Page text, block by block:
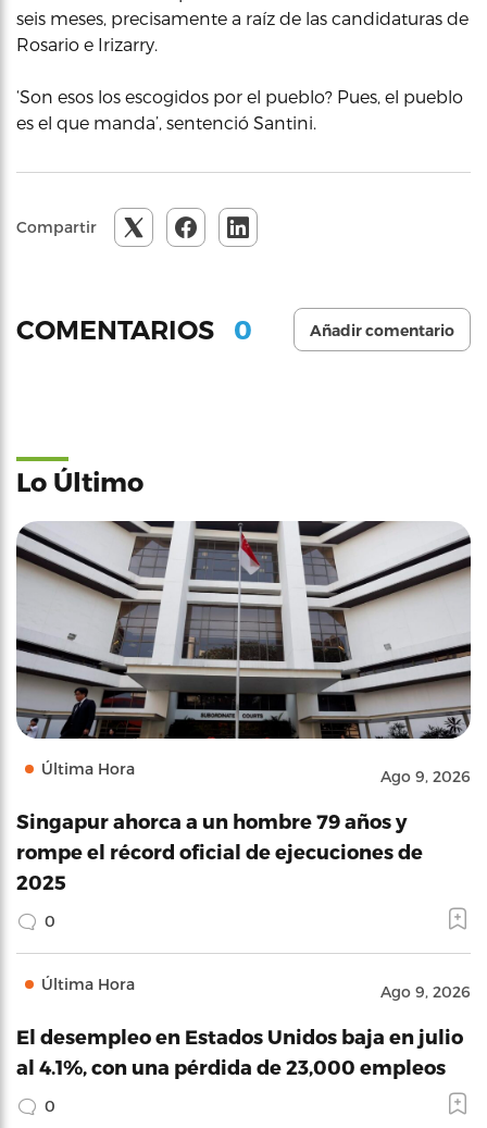
seis meses, precisamente a raíz de las candidaturas de
Rosario e Irizarry.
‘Son esos los escogidos por el pueblo? Pues, el pueblo
es el que manda’, sentenció Santini.
Compartir
COMENTARIOS 0 Añadir comentario
Lo Último
Última Hora Ago 9, 2026
Singapur ahorca a un hombre 79 años y
rompe el récord oficial de ejecuciones de
2025
0
Última Hora Ago 9, 2026
El desempleo en Estados Unidos baja en julio
al 4.1%, con una pérdida de 23,000 empleos
0